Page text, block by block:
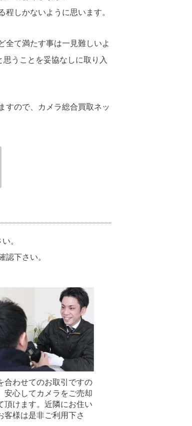
しかないように思います。
全て満たす事は一見難しいよ
思うことを妥協なしに取り入
すので、カメラ総合買取ネッ
。
認下さい。
合わせてのお取引ですの
安心してカメラをご売却
頂けます。近隣にお住い
客様は是非ご利用下さ